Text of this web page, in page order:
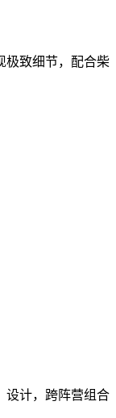
极致细节，配合柴
设计，跨阵营组合